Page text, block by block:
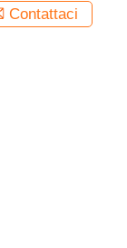
Contattaci